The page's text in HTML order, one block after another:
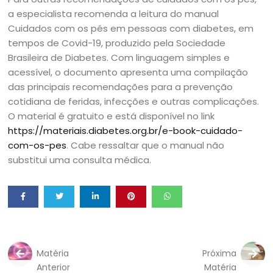
a especialista recomenda a leitura do manual
Cuidados com os pés em pessoas com diabetes, em
tempos de Covid-19, produzido pela Sociedade
Brasileira de Diabetes. Com linguagem simples e
acessível, o documento apresenta uma compilação
das principais recomendações para a prevenção
cotidiana de feridas, infecções e outras complicações.
O material é gratuito e está disponível no link
https://materiais.diabetes.org.br/e-book-cuidado-
com-os-pes. Cabe ressaltar que o manual não
substitui uma consulta médica.
Matéria
Anterior
Próxima
Matéria